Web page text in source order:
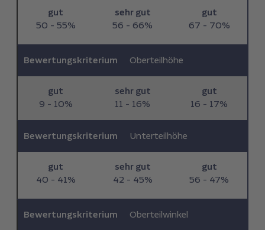
gut
50 - 55%
sehr gut
56 - 66%
gut
67 - 70%
Bewertungskriterium Oberteilhöhe
gut
9 - 10%
sehr gut
11 - 16%
gut
16 - 17%
Bewertungskriterium Unterteilhöhe
gut
40 - 41%
sehr gut
42 - 45%
gut
56 - 47%
Bewertungskriterium Oberteilwinkel